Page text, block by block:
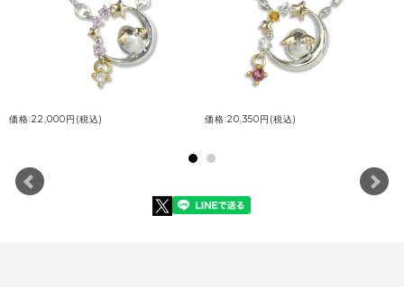
価格:22,000円(税込) 価格:20,350円(税込)